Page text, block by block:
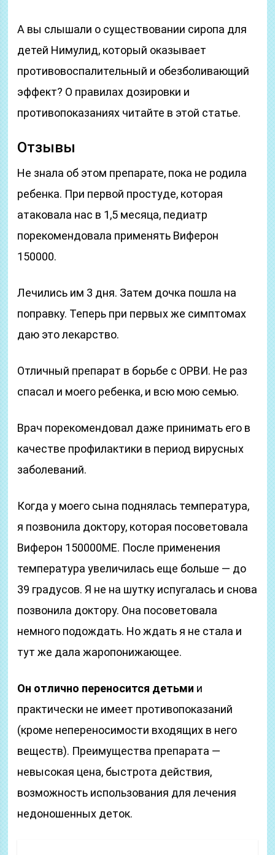
А вы слышали о существовании сиропа для
детей Нимулид, который оказывает
противовоспалительный и обезболивающий
эффект? О правилах дозировки и
противопоказаниях читайте в этой статье.
Отзывы
Не знала об этом препарате, пока не родила
ребенка. При первой простуде, которая
атаковала нас в 1,5 месяца, педиатр
порекомендовала применять Виферон
150000.
Лечились им 3 дня. Затем дочка пошла на
поправку. Теперь при первых же симптомах
даю это лекарство.
Отличный препарат в борьбе с ОРВИ. Не раз
спасал и моего ребенка, и всю мою семью.
Врач порекомендовал даже принимать его в
качестве профилактики в период вирусных
заболеваний.
Когда у моего сына поднялась температура,
я позвонила доктору, которая посоветовала
Виферон 150000МЕ. После применения
температура увеличилась еще больше — до
39 градусов. Я не на шутку испугалась и снова
позвонила доктору. Она посоветовала
немного подождать. Но ждать я не стала и
тут же дала жаропонижающее.
Он отлично переносится детьми и
практически не имеет противопоказаний
(кроме непереносимости входящих в него
веществ). Преимущества препарата —
невысокая цена, быстрота действия,
возможность использования для лечения
недоношенных деток.